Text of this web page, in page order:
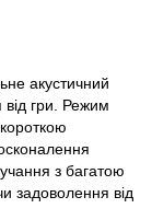
акустичний
від гри. Режим
з багатою
задоволення від